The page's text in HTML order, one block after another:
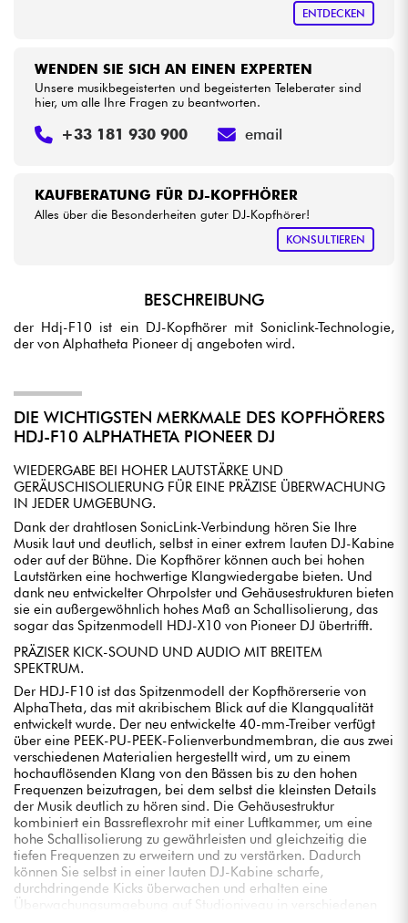
ENTDECKEN
KAUFBERATUNG FÜR DJ-KOPFHÖRER
Alles über die Besonderheiten guter DJ-Kopfhörer!
KONSULTIEREN
WENDEN SIE SICH AN EINEN EXPERTEN
Unsere musikbegeisterten und begeisterten Teleberater sind
hier, um alle Ihre Fragen zu beantworten.
+33 181 930 900 email
BESCHREIBUNG
der Hdj-F10 ist ein DJ-Kopfhörer mit Soniclink-Technologie,
der von Alphatheta Pioneer dj angeboten wird.
DIE WICHTIGSTEN MERKMALE DES KOPFHÖRERS
HDJ-F10 ALPHATHETA PIONEER DJ
WIEDERGABE BEI HOHER LAUTSTÄRKE UND
GERÄUSCHISOLIERUNG FÜR EINE PRÄZISE ÜBERWACHUNG
IN JEDER UMGEBUNG.
Dank der drahtlosen SonicLink-Verbindung hören Sie Ihre
Musik laut und deutlich, selbst in einer extrem lauten DJ-Kabine
oder auf der Bühne. Die Kopfhörer können auch bei hohen
Lautstärken eine hochwertige Klangwiedergabe bieten. Und
dank neu entwickelter Ohrpolster und Gehäusestrukturen bieten
sie ein außergewöhnlich hohes Maß an Schallisolierung, das
sogar das Spitzenmodell HDJ-X10 von Pioneer DJ übertrifft.
PRÄZISER KICK-SOUND UND AUDIO MIT BREITEM
SPEKTRUM.
Der HDJ-F10 ist das Spitzenmodell der Kopfhörerserie von
AlphaTheta, das mit akribischem Blick auf die Klangqualität
entwickelt wurde. Der neu entwickelte 40-mm-Treiber verfügt
über eine PEEK-PU-PEEK-Folienverbundmembran, die aus zwei
verschiedenen Materialien hergestellt wird, um zu einem
hochauflösenden Klang von den Bässen bis zu den hohen
Frequenzen beizutragen, bei dem selbst die kleinsten Details
der Musik deutlich zu hören sind. Die Gehäusestruktur
kombiniert ein Bassreflexrohr mit einer Luftkammer, um eine
hohe Schallisolierung zu gewährleisten und gleichzeitig die
tiefen Frequenzen zu erweitern und zu verstärken. Dadurch
können Sie selbst in einer lauten DJ-Kabine scharfe,
durchdringende Kicks überwachen und erhalten eine
Überwachungsumgebung auf Studioniveau in verschiedenen